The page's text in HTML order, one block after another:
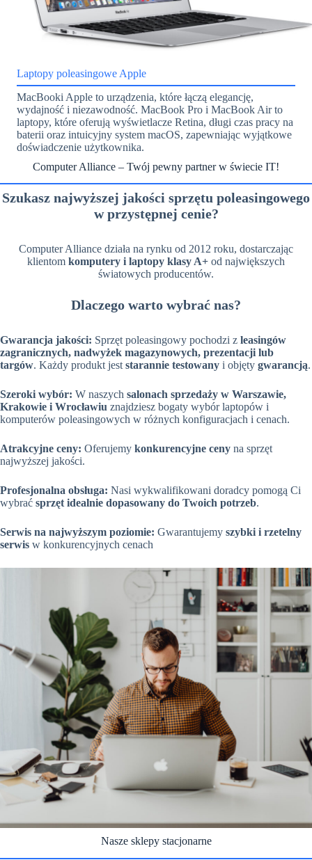
Laptopy poleasingowe Apple
MacBooki Apple to urządzenia, które łączą elegancję,
wydajność i niezawodność. MacBook Pro i MacBook Air to
laptopy, które oferują wyświetlacze Retina, długi czas pracy na
baterii oraz intuicyjny system macOS, zapewniając wyjątkowe
doświadczenie użytkownika.
Computer Alliance – Twój pewny partner w świecie IT!
Szukasz najwyższej jakości sprzętu poleasingowego
w przystępnej cenie?
Computer Alliance działa na rynku od 2012 roku, dostarczając
klientom komputery i laptopy klasy A+ od największych
światowych producentów.
Dlaczego warto wybrać nas?
Gwarancja jakości: Sprzęt poleasingowy pochodzi z leasingów
zagranicznych, nadwyżek magazynowych, prezentacji lub
targów. Każdy produkt jeststarannie testowany i objęty gwarancją.
Szeroki wybór: W naszych salonach sprzedaży w Warszawie,
Krakowie i Wrocławiu znajdziesz bogaty wybór laptopów i
komputerów poleasingowych w różnych konfiguracjach i cenach.
Atrakcyjne ceny: Oferujemy konkurencyjne ceny na sprzęt
najwyższej jakości.
Profesjonalna obsługa: Nasi wykwalifikowani doradcy pomogą Ci
wybrać sprzęt idealnie dopasowany do Twoich potrzeb.
Serwis na najwyższym poziomie: Gwarantujemy szybki i rzetelny
serwis w konkurencyjnych cenach
Nasze sklepy stacjonarne